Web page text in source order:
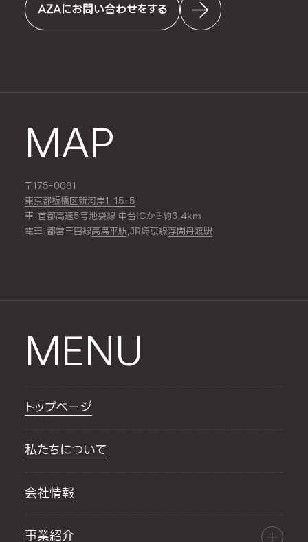
AZAにお問い合わせをする
MAP
〒175-0081
東京都板橋区新河岸1-15-5
車：首都高速5号池袋線 中台ICから約3.4km
電車：都営三田線高島平駅,JR埼京線浮間舟渡駅
MENU
トップページ
私たちについて
会社情報
事業紹介